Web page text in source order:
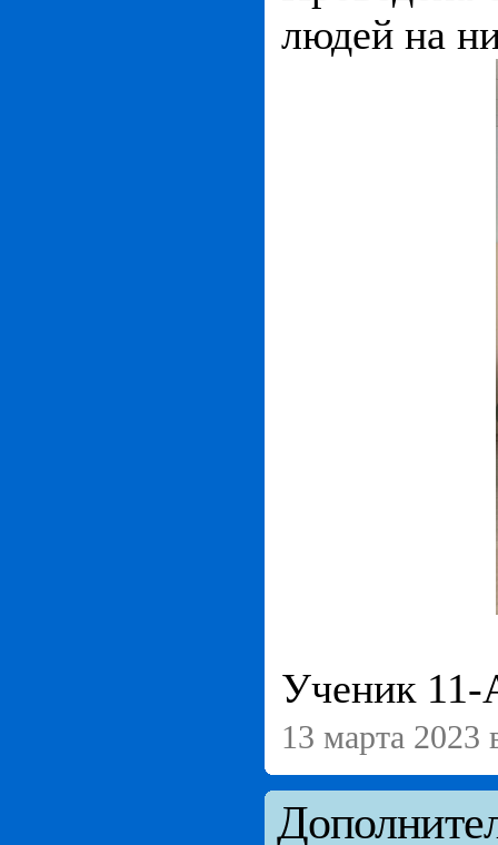
людей на
Ученик
13 марта 2023